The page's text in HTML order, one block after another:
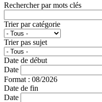
Rechercher par mots clés
Trier par catégorie
Trier pas sujet
Date de début
Date
Format : 08/2026
Date de fin
Date